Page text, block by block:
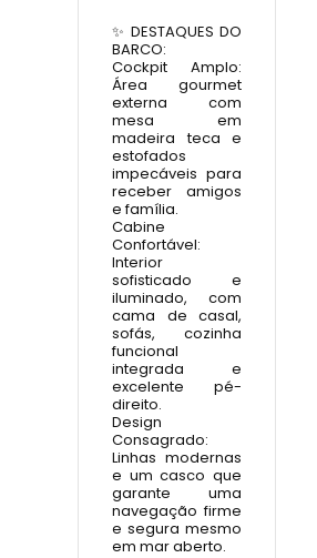
✨ DESTAQUES DO
BARCO:
Cockpit Amplo:
Área gourmet
externa com
mesa em
madeira teca e
estofados
impecáveis para
receber amigos
e família.
Cabine
Confortável:
Interior
sofisticado e
iluminado, com
cama de casal,
sofás, cozinha
funcional
integrada e
excelente pé-
direito.
Design
Consagrado:
Linhas modernas
e um casco que
garante uma
navegação firme
e segura mesmo
em mar aberto.